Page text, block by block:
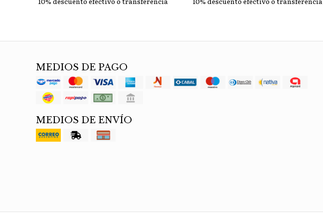
MEDIOS DE PAGO
MEDIOS DE ENVÍO